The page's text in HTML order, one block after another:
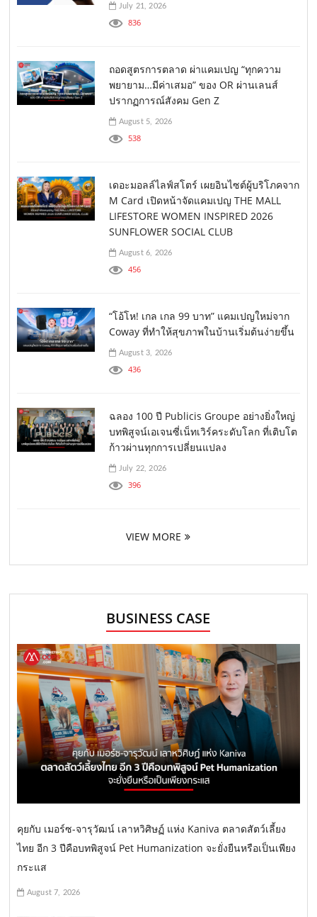
July 21, 2026
836
ถอดสูตรการตลาด ผ่าแคมเปญ “ทุกความ
พยายาม…มีค่าเสมอ” ของ OR ผ่านเลนส์
ปรากฏการณ์สังคม Gen Z
August 5, 2026
538
เดอะมอลล์ไลฟ์สโตร์ เผยอินไซต์ผู้บริโภคจาก
M Card เปิดหน้าจัดแคมเปญ THE MALL
LIFESTORE WOMEN INSPIRED 2026
SUNFLOWER SOCIAL CLUB
August 6, 2026
456
“โอ้โห! เกล เกล 99 บาท” แคมเปญใหม่จาก
Coway ที่ทำให้สุขภาพในบ้านเริ่มต้นง่ายขึ้น
August 3, 2026
436
ฉลอง 100 ปี Publicis Groupe อย่างยิ่งใหญ่
บทพิสูจน์เอเจนซี่เน็ทเวิร์คระดับโลก ที่เติบโต
ก้าวผ่านทุกการเปลี่ยนแปลง
July 22, 2026
396
VIEW MORE
BUSINESS CASE
คุยกับ เมอร์ซ-จารุวัฒน์ เลาหวิศิษฏ์ แห่ง Kaniva ตลาดสัตว์เลี้ยง
ไทย อีก 3 ปีคือบทพิสูจน์ Pet Humanization จะยั่งยืนหรือเป็นเพียง
กระแส
August 7, 2026